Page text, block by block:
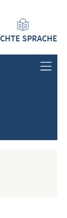
SPRACHE